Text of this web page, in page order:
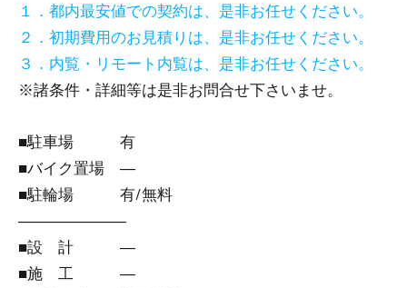
１．都内最安値での契約は、是非お任せください。
２．初期費用のお見積りは、是非お任せください。
３．内覧・リモート内覧は、是非お任せください。
※諸条件・詳細等は是非お問合せ下さいませ。
■駐車場 有
■バイク置場 ―
■駐輪場 有/無料
―――――――
■設 計 ―
■施 工 ―